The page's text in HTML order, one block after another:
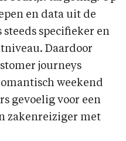
en data uit de
specifieker en
Daardoor
journeys
weekend
gevoelig voor een
zakenreiziger met